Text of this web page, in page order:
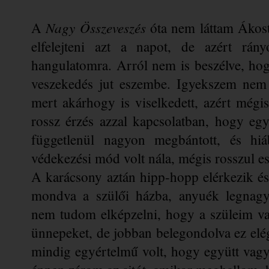
A Nagy Összeveszés óta nem láttam
elfelejteni azt a napot, de azért
hangulatomra. Arról nem is beszélve,
veszekedés jut eszembe. Igyekszem
mert akárhogy is viselkedett, azért
rossz érzés azzal kapcsolatban, hogy
függetlenül nagyon megbántott, és
védekezési mód volt nála, mégis rosszul
A karácsony aztán hipp-hopp elérkezik
mondva a szülői házba, anyuék
nem tudom elképzelni, hogy a szüleim
ünnepeket, de jobban belegondolva ez
mindig egyértelmű volt, hogy együtt